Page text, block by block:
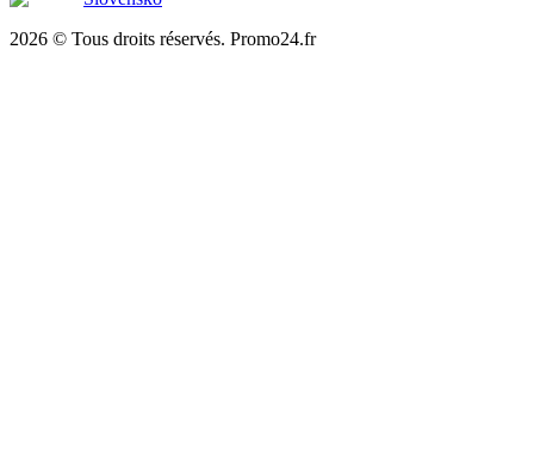
2026 © Tous droits réservés. Promo24.fr